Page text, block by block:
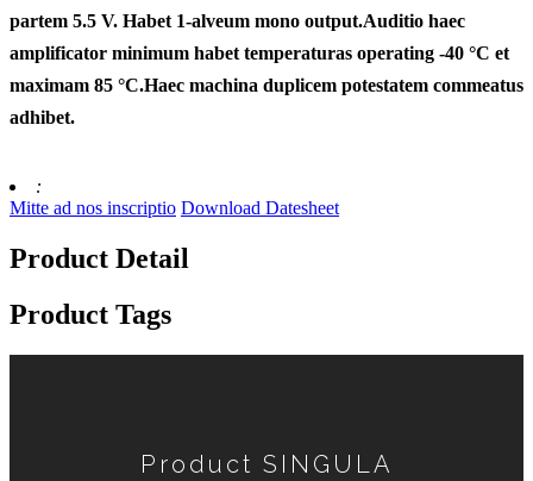
partem 5.5 V. Habet 1-alveum mono output.Auditio haec
amplificator minimum habet temperaturas operating -40 °C et
maximam 85 °C.Haec machina duplicem potestatem commeatus
adhibet.
:
Mitte ad nos inscriptio Download Datesheet
Product Detail
Product Tags
Product SINGULA